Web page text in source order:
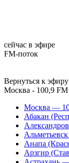
сейчас в эфире
FM-поток
Вернуться к эфиру
Москва - 100,9 FM
Москва —
Абакан
Анапа
Арзгир